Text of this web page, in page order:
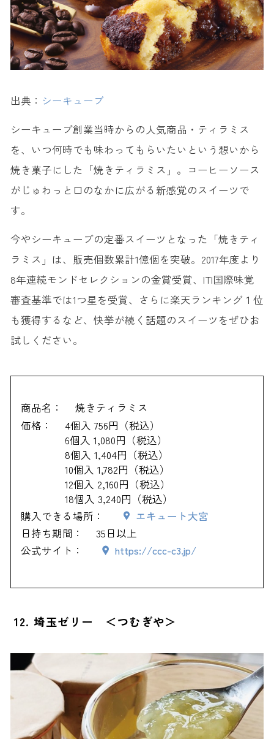
出典： シーキューブ
シーキューブ創業当時からの人気商品・ティラミス
を、いつ何時でも味わってもらいたいという想いから
焼き菓子にした「焼きティラミス」。コーヒーソース
がじゅわっと口のなかに広がる新感覚のスイーツで
す。
今やシーキューブの定番スイーツとなった「焼きティ
ラミス」は、販売個数累計1億個を突破。2017年度より
8年連続モンドセレクションの金賞受賞、ITI国際味覚
審査基準では1つ星を受賞、さらに楽天ランキング１位
も獲得するなど、快挙が続く話題のスイーツをぜひお
試しください。
商品名：
焼きティラミス
価格：
4個入 756円（税込）
6個入 1,080円（税込）
8個入 1,404円（税込）
10個入 1,782円（税込）
12個入 2,160円（税込）
18個入 3,240円（税込）
購入できる場所：
エキュート大宮
日持ち期間：
35日以上
公式サイト：
https://ccc-c3.jp/
12. 埼玉ゼリー ＜つむぎや＞